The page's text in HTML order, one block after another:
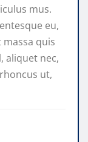
mus.
eu,
quis
aliquet nec,
ut,